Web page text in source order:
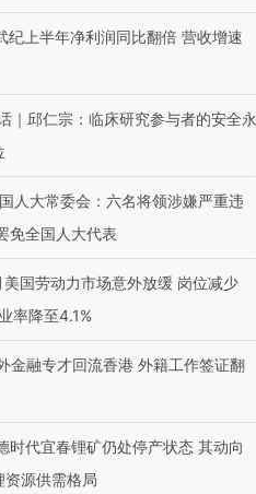
纪上半年净利润同比翻倍 营收增速
｜邱仁宗：临床研究参与者的安全永
人大常委会：六名将领涉嫌严重违
免全国人大代表
美国劳动力市场意外放缓 岗位减少
率降至4.1%
金融专才回流香港 外籍工作签证翻
时代宜春锂矿仍处停产状态 其动向
资源供需格局